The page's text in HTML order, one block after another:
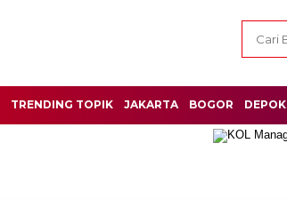
TRENDING TOPIK JAKARTA BOGOR DEPOK